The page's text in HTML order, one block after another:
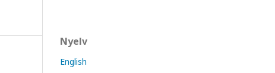
Nyelv
English